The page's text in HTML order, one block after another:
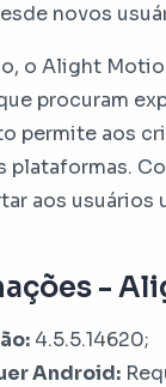
novos
o Alight
procuram
permite aos
plataformas.
aos usuários
-
4.5.5.14620;
Android: